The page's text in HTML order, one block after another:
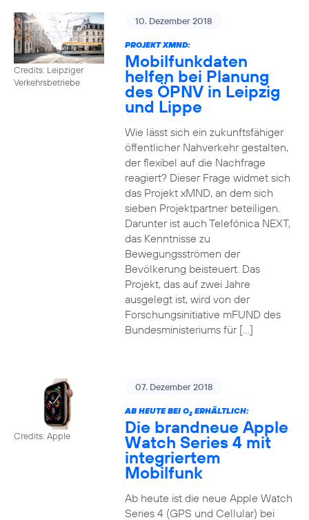
Credits: Leipziger
Verkehrsbetriebe
10. Dezember 2018
PROJEKT XMND:
Mobilfunkdaten
helfen bei Planung
des ÖPNV in Leipzig
und Lippe
Wie lässt sich ein zukunftsfähiger
öffentlicher Nahverkehr gestalten,
der flexibel auf die Nachfrage
reagiert? Dieser Frage widmet sich
das Projekt xMND, an dem sich
sieben Projektpartner beteiligen.
Darunter ist auch Telefónica NEXT,
das Kenntnisse zu
Bewegungsströmen der
Bevölkerung beisteuert. Das
Projekt, das auf zwei Jahre
ausgelegt ist, wird von der
Forschungsinitiative mFUND des
Bundesministeriums für […]
Credits: Apple
07. Dezember 2018
AB HEUTE BEI O2ERHÄLTLICH:
Die brandneue Apple
Watch Series 4 mit
integriertem
Mobilfunk
Ab heute ist die neue Apple Watch
Series 4 (GPS und Cellular) bei